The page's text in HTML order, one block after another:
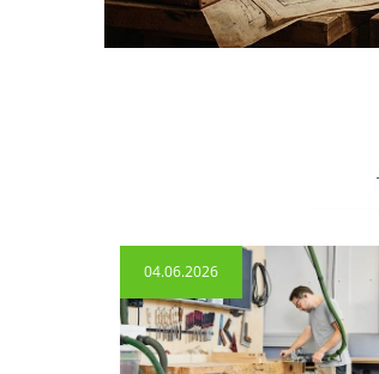
04.06.2026